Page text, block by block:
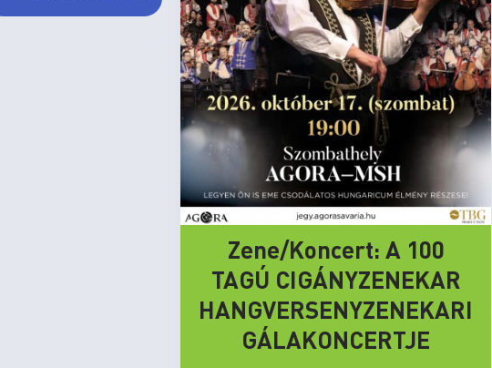
Zene/Koncert: A 100
TAGÚ CIGÁNYZENEKAR
HANGVERSENYZENEKARI
GÁLAKONCERTJE